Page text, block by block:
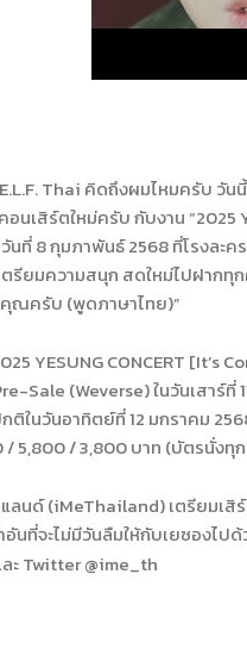
E.L.F. Thai คิดถึงผมไหมครับ วัน
นเสิร์ตใหม่ครับ กับงาน “2025
นที่ 8 กุมภาพันธ์ 2568 ที่โรงละ
ตรียมความสนุก สดใหม่ไปฝากทุ
ณครับ (พูดภาษาไทย)”
YESUNG CONCERT [It’s
Sale (Weverse)ในวันเสาร์ที่
ติในวันอาทิตย์ที่12 มกราคม
/ 5,800 / 3,800 บาท (บัตรนั่งทุ
ลนด์ (iMeThailand)เตรียมเสิ
อันที่จะไม่มีวันลืมให้กับเยซองไ
ะTwitter @ime_th